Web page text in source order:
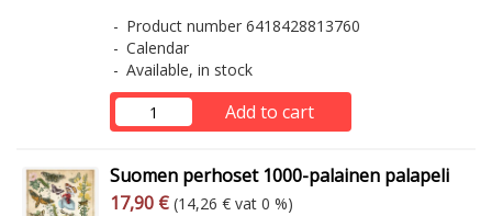
Product number 6418428813760
Calendar
Available, in stock
Add to cart
Suomen perhoset 1000-palainen palapeli
Arvonlisäverollinen hinta
17,90 € Excl. vat
(14,26 € vat 0 %)